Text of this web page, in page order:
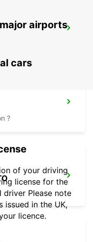
airports
cars
?
of your driving
license for the
driver Please note
issued in the UK,
licence.